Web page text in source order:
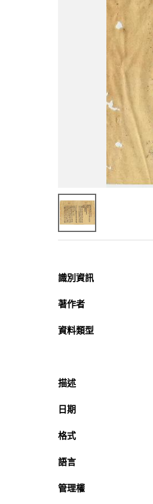
識別資訊
著作者
資料類型
描述
日期
格式
語言
管理權